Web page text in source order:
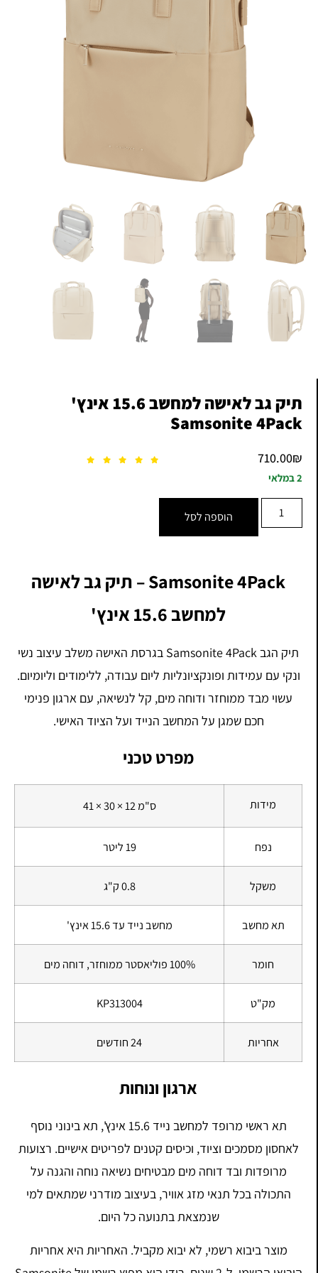
תיק גב לאישה למחשב 15.6 אינץ'
Samsonite 4Pack
710.00₪
2 במלאי
הוספה לסל
Samsonite 4Pack – תיק גב לאישה
למחשב 15.6 אינץ'
תיק הגב Samsonite 4Pack בגרסת האישה משלב עיצוב נשי
ונקי עם עמידות ופונקציונליות ליום עבודה, ללימודים וליומיום.
עשוי מבד ממוחזר ודוחה מים, קל לנשיאה, עם ארגון פנימי
חכם שמגן על המחשב הנייד ועל הציוד האישי.
מפרט טכני
מידות 41 × 30 × 12 ס"מ
נפח 19 ליטר
משקל 0.8 ק"ג
תא מחשב מחשב נייד עד 15.6 אינץ'
חומר 100% פוליאסטר ממוחזר, דוחה מים
מק"ט KP313004
אחריות 24 חודשים
ארגון ונוחות
תא ראשי מרופד למחשב נייד 15.6 אינץ', תא בינוני נוסף
לאחסון מסמכים וציוד, וכיסים קטנים לפריטים אישיים. רצועות
מרופדות ובד דוחה מים מבטיחים נשיאה נוחה והגנה על
התכולה בכל תנאי מזג אוויר, בעיצוב מודרני שמתאים למי
שנמצאת בתנועה כל היום.
מוצר ביבוא רשמי, לא יבוא מקביל. האחריות היא אחריות